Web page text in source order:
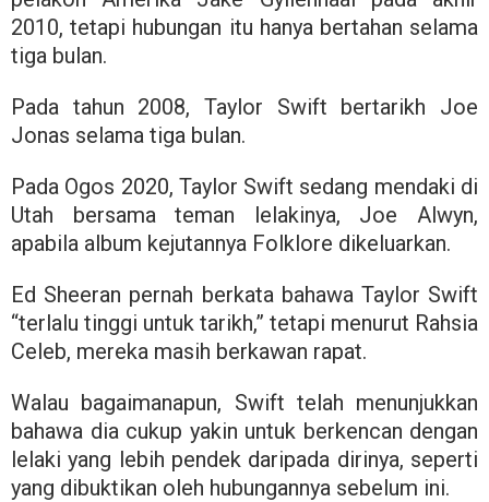
2010, tetapi hubungan itu hanya bertahan selama
tiga bulan.
Pada tahun 2008, Taylor Swift bertarikh Joe
Jonas selama tiga bulan.
Pada Ogos 2020, Taylor Swift sedang mendaki di
Utah bersama teman lelakinya, Joe Alwyn,
apabila album kejutannya Folklore dikeluarkan.
Ed Sheeran pernah berkata bahawa Taylor Swift
“terlalu tinggi untuk tarikh,” tetapi menurut Rahsia
Celeb, mereka masih berkawan rapat.
Walau bagaimanapun, Swift telah menunjukkan
bahawa dia cukup yakin untuk berkencan dengan
lelaki yang lebih pendek daripada dirinya, seperti
yang dibuktikan oleh hubungannya sebelum ini.